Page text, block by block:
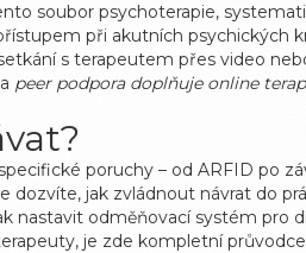
soubor psychoterapie,
při akutních psychických
s terapeutem přes video
peer podpora doplňuje online
poruchy – od ARFID po
jak zvládnout návrat do
nastavit odměňovací systém pro
je zde kompletní